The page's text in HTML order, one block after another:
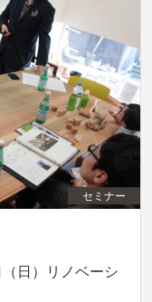
セミナー
日）リノベーシ